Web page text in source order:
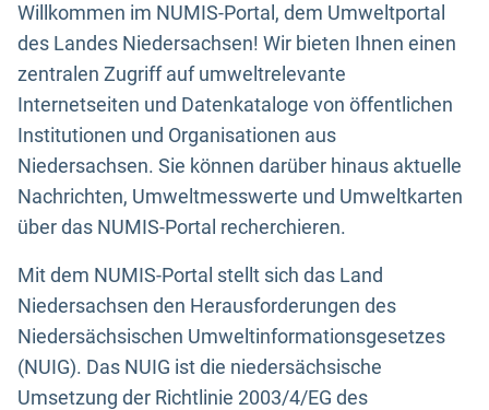
Willkommen im NUMIS-Portal, dem Umweltportal
des Landes Niedersachsen! Wir bieten Ihnen einen
zentralen Zugriff auf umweltrelevante
Internetseiten und Datenkataloge von öffentlichen
Institutionen und Organisationen aus
Niedersachsen. Sie können darüber hinaus aktuelle
Nachrichten, Umweltmesswerte und Umweltkarten
über das NUMIS-Portal recherchieren.
Mit dem NUMIS-Portal stellt sich das Land
Niedersachsen den Herausforderungen des
Niedersächsischen Umweltinformationsgesetzes
(NUIG). Das NUIG ist die niedersächsische
Umsetzung der Richtlinie 2003/4/EG des